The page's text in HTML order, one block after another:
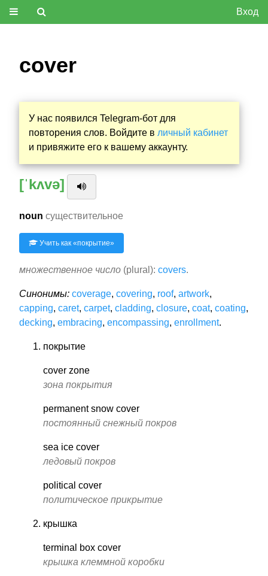
Вход
cover
У нас появился Telegram-бот для
повторения слов. Войдите в личный кабинет
и привяжите его к вашему аккаунту.
[ˈkʌvə]
noun существительное
Учить как «покрытие»
множественное число (plural): covers.
Синонимы: coverage, covering, roof, artwork,
capping, caret, carpet, cladding, closure, coat, coating,
decking, embracing, encompassing, enrollment.
покрытие
cover zone
зона покрытия
permanent snow cover
постоянный снежный покров
sea ice cover
ледовый покров
political cover
политическое прикрытие
крышка
terminal box cover
крышка клеммной коробки